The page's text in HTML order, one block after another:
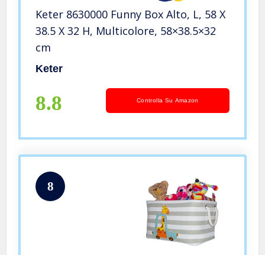
Keter 8630000 Funny Box Alto, L, 58 X
38.5 X 32 H, Multicolore, 58×38.5×32
cm
Keter
8.8 Controlla Su Amazon
8